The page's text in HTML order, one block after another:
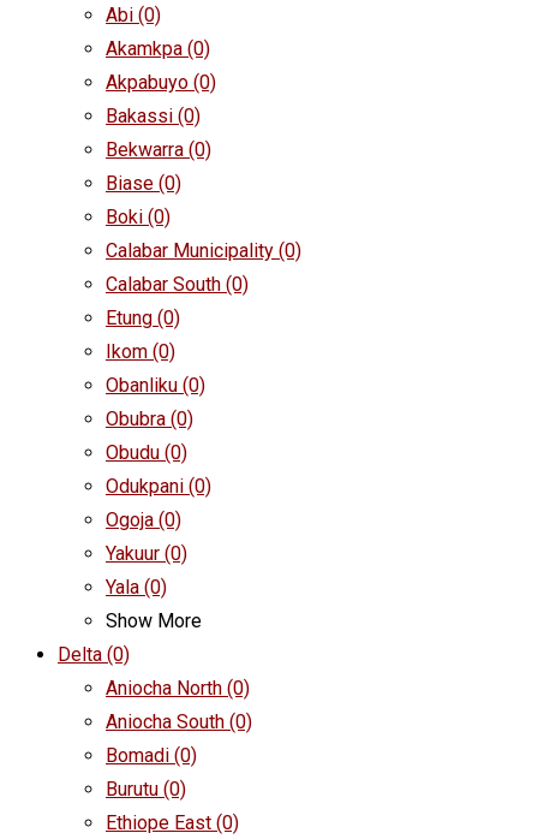
Abi (0)
Akamkpa (0)
Akpabuyo (0)
Bakassi (0)
Bekwarra (0)
Biase (0)
Boki (0)
Calabar Municipality (0)
Calabar South (0)
Etung (0)
Ikom (0)
Obanliku (0)
Obubra (0)
Obudu (0)
Odukpani (0)
Ogoja (0)
Yakuur (0)
Yala (0)
Show More
Delta (0)
Aniocha North (0)
Aniocha South (0)
Bomadi (0)
Burutu (0)
Ethiope East (0)